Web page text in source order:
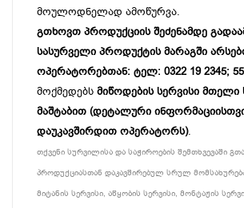
მოულოდნელად ამოწურვა.
გთხოვთ პროდუქციის შეძენამდე
სასურველი პროდუქტის მარაგში
ოპერატორებთან: ტელ: 0322 19 2345;
მოქმედებს მიწოდების სერვისი
მაშტაბით (დეტალური
დაუკავშირდით ოპერატორს).
თქვენი სურვილისა და საჭიროების შემთხვევაში
პროდუქციასთან დაკავშირებულ სრულ
მიტანის სერვისი, აწყობის სერვისი, მონტაჟის